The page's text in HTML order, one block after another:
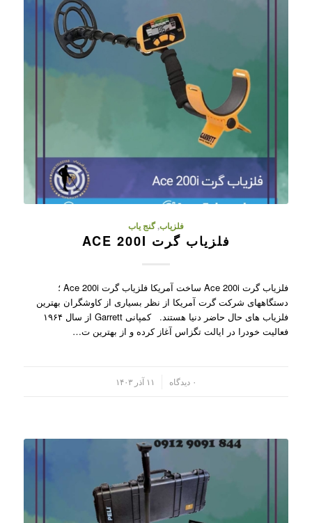
فلزیاب,گنج یاب
فلزیاب گرت ACE 200I
فلزیاب گرت Ace 200i ساخت آمریکا فلزیاب گرت Ace 200i ؛
دستگاههای شرکت گرت آمریکا از نظر بسیاری از کاوشگران بهترین
فلزیاب های حال حاضر دنیا هستند. کمپانی Garrett از سال ۱۹۶۴
فعالیت خودرا در ایالت تگزاس آغاز کرده و از بهترین ت…
۰ دیدگاه ۱۱ آذر ۱۴۰۳